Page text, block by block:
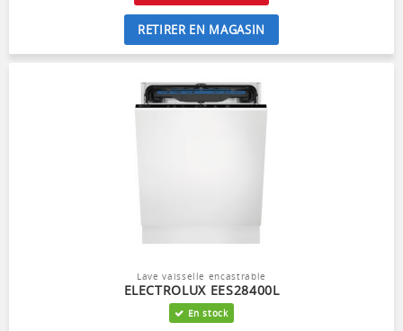
RETIRER EN MAGASIN
Lave vaisselle encastrable
ELECTROLUX EES28400L
En stock